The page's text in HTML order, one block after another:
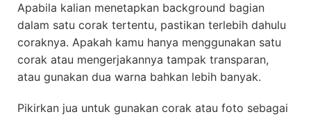
Apabila kalian menetapkan background bagian
dalam satu corak tertentu, pastikan terlebih dahulu
coraknya. Apakah kamu hanya menggunakan satu
corak atau mengerjakannya tampak transparan,
atau gunakan dua warna bahkan lebih banyak.
Pikirkan jua untuk gunakan corak atau foto sebagai